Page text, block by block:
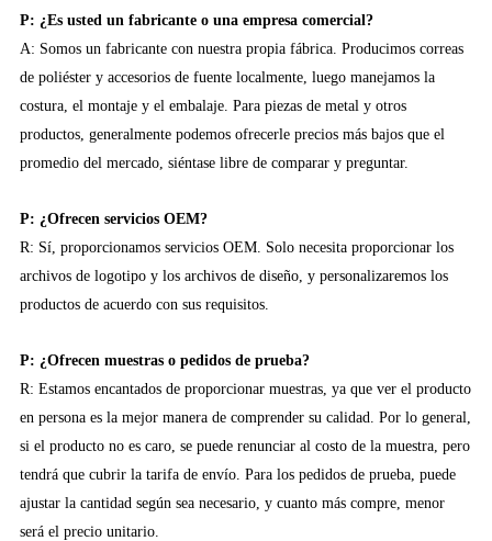
P: ¿Es usted un fabricante o una empresa comercial?
A: Somos un fabricante con nuestra propia fábrica. Producimos correas
de poliéster y accesorios de fuente localmente, luego manejamos la
costura, el montaje y el embalaje. Para piezas de metal y otros
productos, generalmente podemos ofrecerle precios más bajos que el
promedio del mercado, siéntase libre de comparar y preguntar.
P: ¿Ofrecen servicios OEM?
R: Sí, proporcionamos servicios OEM. Solo necesita proporcionar los
archivos de logotipo y los archivos de diseño, y personalizaremos los
productos de acuerdo con sus requisitos.
P: ¿Ofrecen muestras o pedidos de prueba?
R: Estamos encantados de proporcionar muestras, ya que ver el producto
en persona es la mejor manera de comprender su calidad. Por lo general,
si el producto no es caro, se puede renunciar al costo de la muestra, pero
tendrá que cubrir la tarifa de envío. Para los pedidos de prueba, puede
ajustar la cantidad según sea necesario, y cuanto más compre, menor
será el precio unitario.